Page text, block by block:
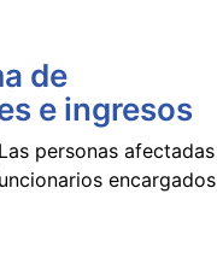
de
e ingresos
personas afectadas
encargados